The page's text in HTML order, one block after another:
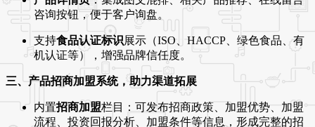
咨询按钮，便于客户询盘。
支持食品认证标识展示（ISO、HACCP、绿色食品、有
机认证等），增强品牌信任度。
三、产品招商加盟系统，助力渠道拓展
内置招商加盟栏目：可发布招商政策、加盟优势、加盟
流程、投资回报分析、加盟条件等信息，形成完整的招